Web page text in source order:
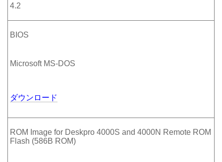
4.2
BIOS
Microsoft MS-DOS
ダウンロード
ROM Image for Deskpro 4000S and 4000N Remote ROM
Flash (586B ROM)